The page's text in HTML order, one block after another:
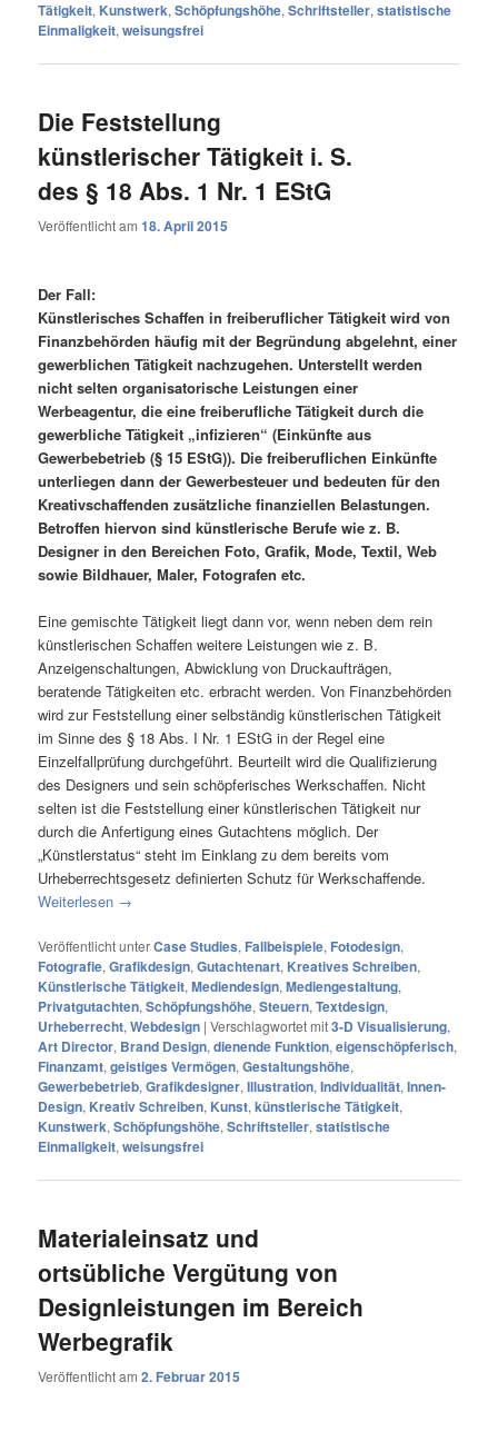
Tätigkeit, Kunstwerk,Schöpfungshöhe,Schriftsteller,statistische
Einmaligkeit,weisungsfrei
Die Feststellung
künstlerischer Tätigkeit i. S.
des § 18 Abs. 1 Nr. 1 EStG
Veröffentlicht am18. April 2015
Der Fall:
Künstlerisches Schaffen in freiberuflicher Tätigkeit wird von
Finanzbehörden häufig mit der Begründung abgelehnt, einer
gewerblichen Tätigkeit nachzugehen. Unterstellt werden
nicht selten organisatorische Leistungen einer
Werbeagentur, die eine freiberufliche Tätigkeit durch die
gewerbliche Tätigkeit „infizieren“ (Einkünfte aus
Gewerbebetrieb (§ 15 EStG)). Die freiberuflichen Einkünfte
unterliegen dann der Gewerbesteuer und bedeuten für den
Kreativschaffenden zusätzliche finanziellen Belastungen.
Betroffen hiervon sind künstlerische Berufe wie z. B.
Designer in den Bereichen Foto, Grafik, Mode, Textil, Web
sowie Bildhauer, Maler, Fotografen etc.
Eine gemischte Tätigkeit liegt dann vor, wenn neben dem rein
künstlerischen Schaffen weitere Leistungen wie z. B.
Anzeigenschaltungen, Abwicklung von Druckaufträgen,
beratende Tätigkeiten etc. erbracht werden. Von Finanzbehörden
wird zur Feststellung einer selbständig künstlerischen Tätigkeit
im Sinne des § 18 Abs. I Nr. 1 EStG in der Regel eine
Einzelfallprüfung durchgeführt. Beurteilt wird die Qualifizierung
des Designers und sein schöpferisches Werkschaffen. Nicht
selten ist die Feststellung einer künstlerischen Tätigkeit nur
durch die Anfertigung eines Gutachtens möglich. Der
„Künstlerstatus“ steht im Einklang zu dem bereits vom
Urheberrechtsgesetz definierten Schutz für Werkschaffende.
Weiterlesen →
Veröffentlicht unterCase Studies, Fallbeispiele, Fotodesign,
Fotografie,Grafikdesign,Gutachtenart, Kreatives Schreiben,
Künstlerische Tätigkeit,Mediendesign,Mediengestaltung,
Privatgutachten,Schöpfungshöhe,Steuern,Textdesign,
Urheberrecht,Webdesign |Verschlagwortet mit3-D Visualisierung,
Art Director, Brand Design,dienende Funktion,eigenschöpferisch,
Finanzamt,geistiges Vermögen,Gestaltungshöhe,
Gewerbebetrieb,Grafikdesigner,Illustration,Individualität,Innen-
Design, Kreativ Schreiben, Kunst,künstlerische Tätigkeit,
Kunstwerk,Schöpfungshöhe,Schriftsteller,statistische
Einmaligkeit,weisungsfrei
Materialeinsatz und
ortsübliche Vergütung von
Designleistungen im Bereich
Werbegrafik
Veröffentlicht am2. Februar 2015